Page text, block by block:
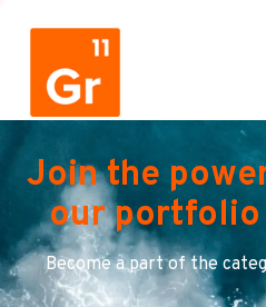
Join the
our portfolio
Become a part of the